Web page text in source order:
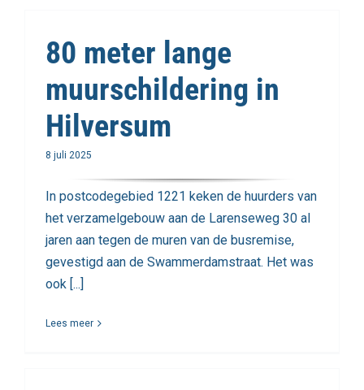
80 meter lange
muurschildering in
Hilversum
8 juli 2025
In postcodegebied 1221 keken de huurders van
het verzamelgebouw aan de Larenseweg 30 al
jaren aan tegen de muren van de busremise,
gevestigd aan de Swammerdamstraat. Het was
ook [...]
Lees meer